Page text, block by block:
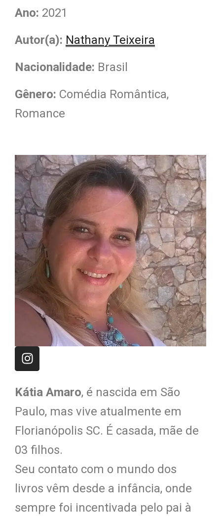
Ano: 2021
Autor(a): Nathany Teixeira
Nacionalidade: Brasil
Gênero: Comédia Romântica,
Romance
Kátia Amaro, é nascida em São
Paulo, mas vive atualmente em
Florianópolis SC. É casada, mãe de
03 filhos.
Seu contato com o mundo dos
livros vêm desde a infância, onde
sempre foi incentivada pelo pai à